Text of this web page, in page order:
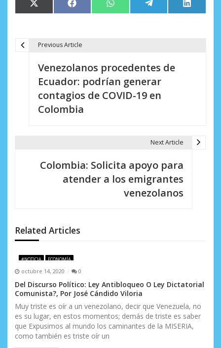
Compartir
en
X
(Twitter)
Compartir
en
Facebook Compartir
en
WhatsApp Compartir
en
Telegram
en
LinkedIn
d
e
n
t
r
a
Previous Article
Venezolanos procedentes de
Ecuador: podrían generar
contagios de COVID-19 en
Colombia
Next Article
Colombia: Solicita apoyo para
atender a los emigrantes
venezolanos
Related Articles
#NOTICIA ECONOMÍA
octubre 14, 2020 0
Del Discurso Político: Ley Antibloqueo O Ley Dictatorial
Comunista?, Por José Cándido Viloria
Muy triste es oír a un venezolano, decir que Venezuela, no
es su lugar, en estos momentos; demás de triste es saber
que Expusimos al mundo los caminantes de la MISERIA,
como también es triste oír un